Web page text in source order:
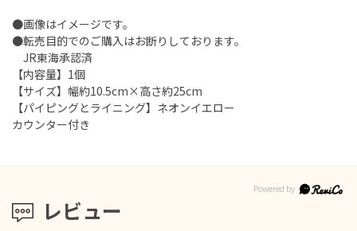
●画像はイメージです。
●転売目的でのご購入はお断りしております。
JR東海承認済
【内容量】1個
【サイズ】幅約10.5cm×高さ約25cm
【パイピングとライニング】ネオンイエロー
カウンター付き
レビュー